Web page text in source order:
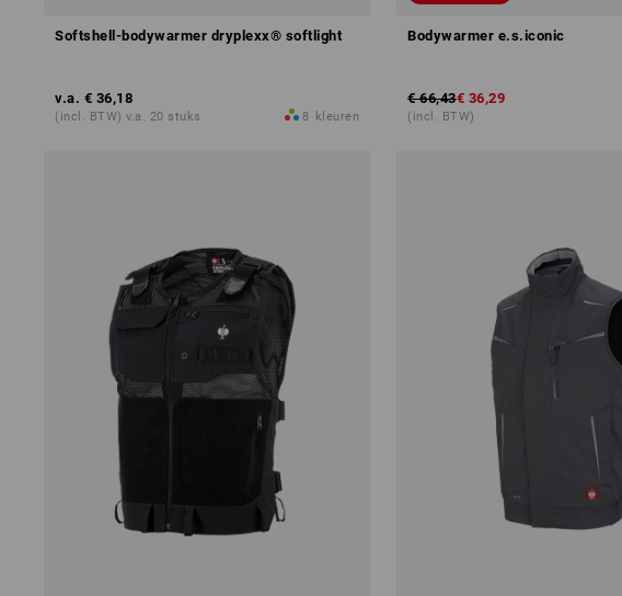
Softshell-bodywarmer dryplexx® softlight
v.a. € 36,18
(incl. BTW) v.a. 20 stuks 8 kleuren
Bodywarmer e.s.iconic
€ 66,43€ 36,29
(incl. BTW)